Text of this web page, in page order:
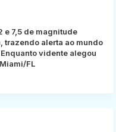
e 7,5 de magnitude
trazendo alerta ao mundo
vidente alegou
FL